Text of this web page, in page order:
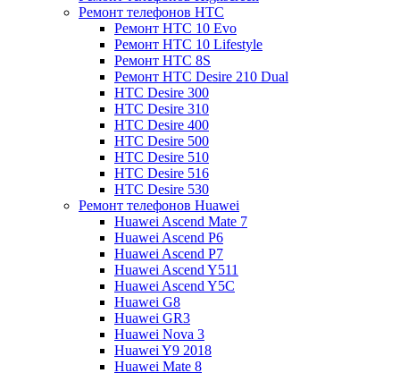
Ремонт телефонов HTC
Ремонт HTC 10 Evo
Ремонт HTC 10 Lifestyle
Ремонт HTC 8S
Ремонт HTC Desire 210 Dual
HTC Desire 300
HTC Desire 310
HTC Desire 400
HTC Desire 500
HTC Desire 510
HTC Desire 516
HTC Desire 530
Ремонт телефонов Huawei
Huawei Ascend Mate 7
Huawei Ascend P6
Huawei Ascend P7
Huawei Ascend Y511
Huawei Ascend Y5C
Huawei G8
Huawei GR3
Huawei Nova 3
Huawei Y9 2018
Huawei Mate 8